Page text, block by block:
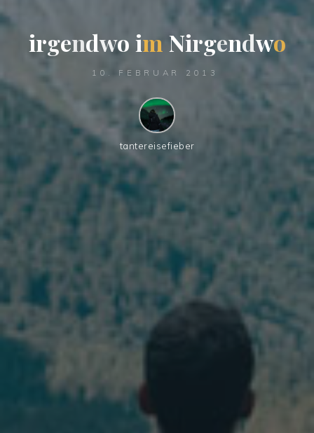
irgendwo im Nirgendwo
10. FEBRUAR 2013
tantereisefieber